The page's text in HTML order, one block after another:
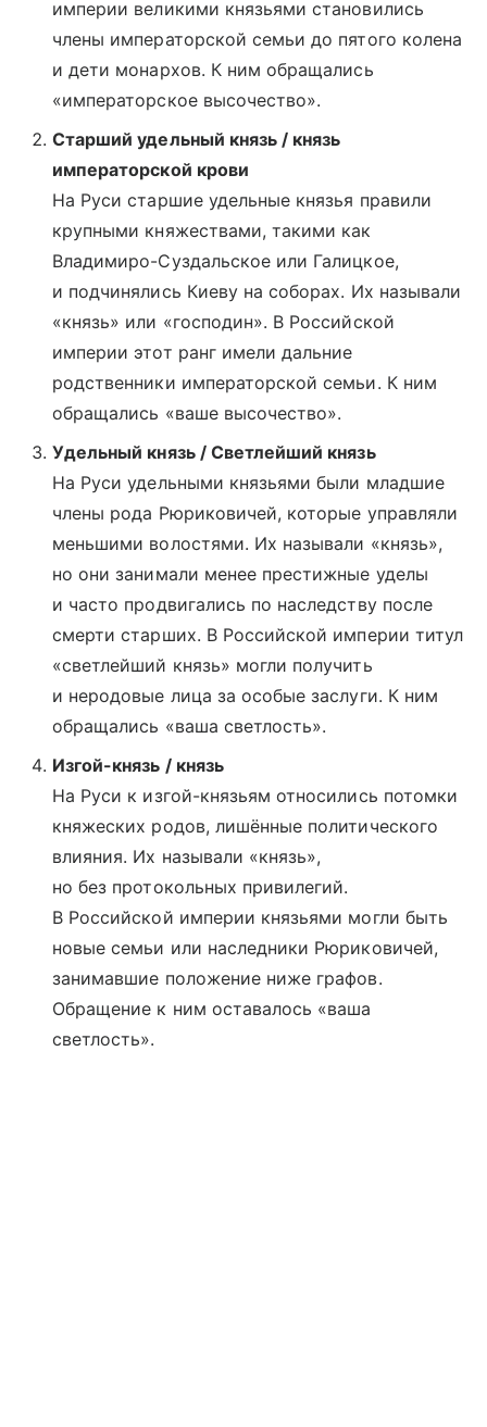
империи великими князьями становились
члены императорской семьи до пятого колена
и дети монархов. К ним обращались
«императорское высочество».
Старший удельный князь / князь
императорской крови
На Руси старшие удельные князья правили
крупными княжествами, такими как
Владимиро-Суздальское или Галицкое,
и подчинялись Киеву на соборах. Их называли
«князь» или «господин». В Российской
империи этот ранг имели дальние
родственники императорской семьи. К ним
обращались «ваше высочество».
Удельный князь / Светлейший князь
На Руси удельными князьями были младшие
члены рода Рюриковичей, которые управляли
меньшими волостями. Их называли «князь»,
но они занимали менее престижные уделы
и часто продвигались по наследству после
смерти старших. В Российской империи титул
«светлейший князь» могли получить
и неродовые лица за особые заслуги. К ним
обращались «ваша светлость».
Изгой-князь / князь
На Руси к изгой-князьям относились потомки
княжеских родов, лишённые политического
влияния. Их называли «князь»,
но без протокольных привилегий.
В Российской империи князьями могли быть
новые семьи или наследники Рюриковичей,
занимавшие положение ниже графов.
Обращение к ним оставалось «ваша
светлость».